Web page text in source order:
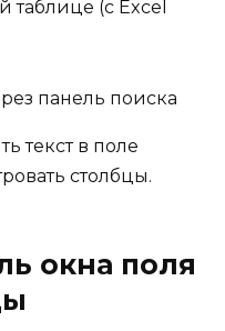
(с Excel
текст в поле
столбцы.
окна поля